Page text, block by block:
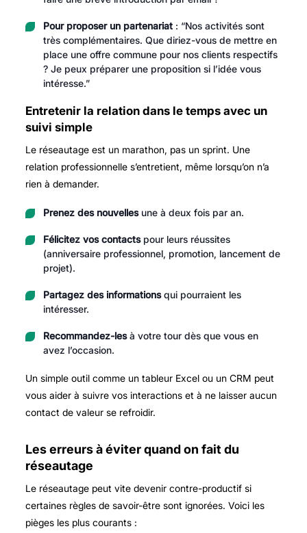
Pour proposer un partenariat: “Nos activités sont
très complémentaires. Que diriez-vous de mettre en
place une offre commune pour nos clients respectifs
? Je peux préparer une proposition si l’idée vous
intéresse.”
Entretenir la relation dans le temps avec un
suivi simple
Le réseautage est un marathon, pas un sprint. Une
relation professionnelle s’entretient, même lorsqu’on n’a
rien à demander.
Prenez des nouvellesune à deux fois par an.
Félicitez vos contactspour leurs réussites
(anniversaire professionnel, promotion, lancement de
projet).
Partagez des informationsqui pourraient les
intéresser.
Recommandez-lesà votre tour dès que vous en
avez l’occasion.
Un simple outil comme un tableur Excel ou un CRM peut
vous aider à suivre vos interactions et à ne laisser aucun
contact de valeur se refroidir.
Les erreurs à éviter quand on fait du
réseautage
Le réseautage peut vite devenir contre-productif si
certaines règles de savoir-être sont ignorées. Voici les
pièges les plus courants :